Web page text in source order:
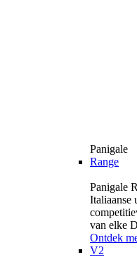
Panigale
Range
Panigale
Italiaanse
van elke
Ontdek
V2